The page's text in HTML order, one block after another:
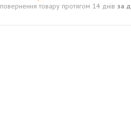
повернення товару протягом 14 днів за